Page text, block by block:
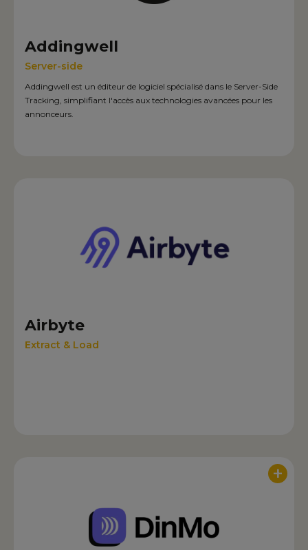
Addingwell
Server-side
Addingwell est un éditeur de logiciel spécialisé dans le Server-Side
Tracking, simplifiant l'accès aux technologies avancées pour les
annonceurs.
Airbyte
Extract & Load
+